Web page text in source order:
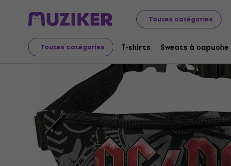
Toutes catégories
Toutes catégories T-shirts Sweats à capuche
Merch Produits musicaux Sacs et sacs à dos
L'offre est terminée